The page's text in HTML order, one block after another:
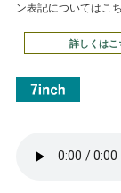
ン表記についてはこ
詳しくはこ